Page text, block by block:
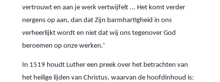
vertrouwt en aan je werk vertwijfelt ... Het komt verder
nergens op aan, dan dat Zijn barmhartigheid in ons
verheerlijkt wordt en niet dat wij ons tegenover God
beroemen op onze werken.'
In 1519 houdt Luther een preek over het betrachten van
het heilige lijden van Christus, waarvan de hoofdinhoud is: